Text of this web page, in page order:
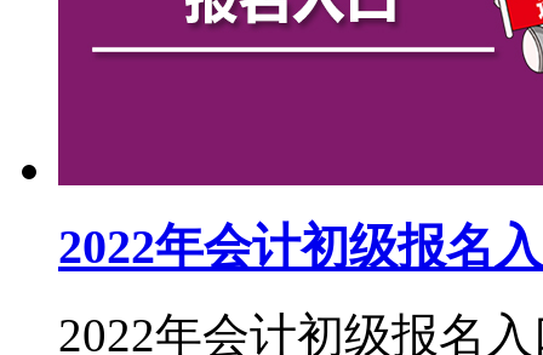
2022年会计初级报名
2022年会计初级报名